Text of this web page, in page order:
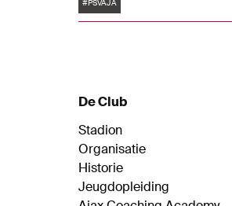
voor de Amsterdammers.
#PSVAJA
De Club
Stadion
Organisatie
Historie
Jeugdopleiding